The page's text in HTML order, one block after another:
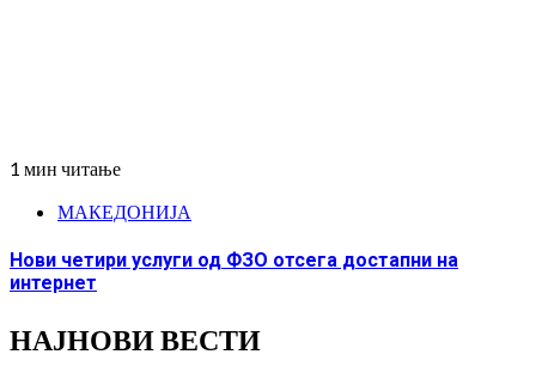
1 мин читање
МАКЕДОНИЈА
Нови четири услуги од ФЗО отсега достапни на
интернет
НАЈНОВИ ВЕСТИ